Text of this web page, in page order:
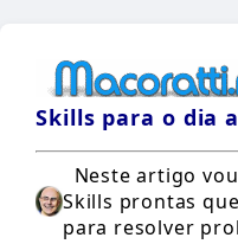
Skills para o dia
Neste artigo
Skills prontas
para resolver